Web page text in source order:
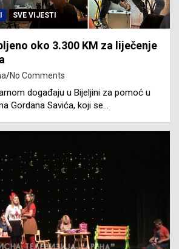
SVE VIJESTI
oko 3.300 KM za liječenje
No Comments
događaju u Bijeljini za pomoć u
Gordana Savića, koji se…